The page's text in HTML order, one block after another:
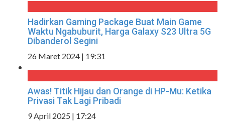
Hadirkan Gaming Package Buat Main Game
Waktu Ngabuburit, Harga Galaxy S23 Ultra 5G
Dibanderol Segini
26 Maret 2024 | 19:31
Awas! Titik Hijau dan Orange di HP-Mu: Ketika
Privasi Tak Lagi Pribadi
9 April 2025 | 17:24